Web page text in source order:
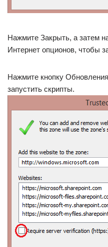
Нажмите Закрыть, а затем
Интернет опционов, чтобы
Нажмите кнопку
запустить скрипты.